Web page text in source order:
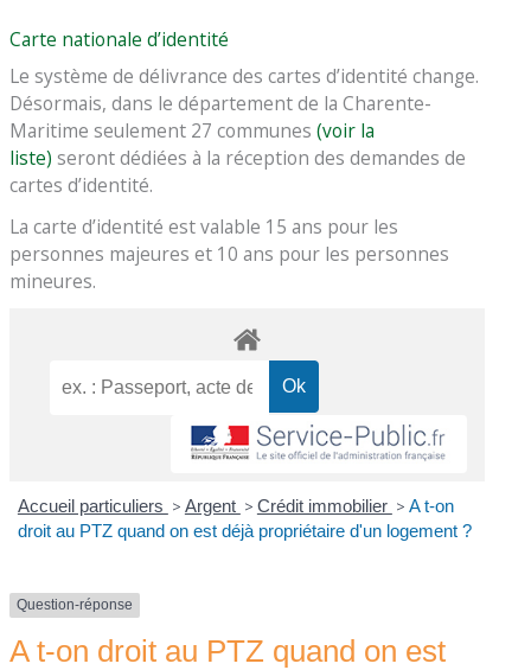
Carte nationale d’identité
Le système de délivrance des cartes d’identité change.
Désormais, dans le département de la Charente-
Maritime seulement 27 communes(voir la
liste) seront dédiées à la réception des demandes de
cartes d’identité.
La carte d’identité est valable 15 ans pour les
personnes majeures et 10 ans pour les personnes
mineures.
Accueil particuliers > Argent > Crédit immobilier > A t-on
droit au PTZ quand on est déjà propriétaire d'un logement ?
Question-réponse
A t-on droit au PTZ quand on est